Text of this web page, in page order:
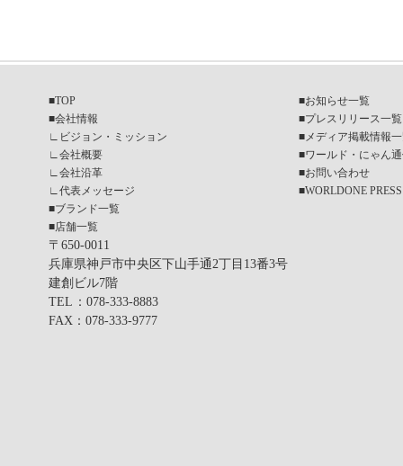
■TOP
■会社情報
∟
ビジョン・ミッション
∟ 会社概要
∟ 会社沿革
∟ 代表メッセージ
■ブランド一覧
■店舗一覧
■お知らせ一覧
■プレスリリース一覧
■ メディア掲載情報
■ワールド・にゃん
■お問い合わせ
■WORLDONE PRESS
〒650-0011
兵庫県神戸市中央区下山手通2丁目13番3号
建創ビル7階
TEL ：078-333-8883
FAX ：078-333-9777